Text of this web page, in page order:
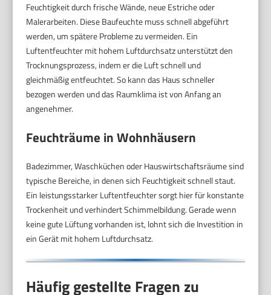
Feuchtigkeit durch frische Wände, neue Estriche oder
Malerarbeiten. Diese Baufeuchte muss schnell abgeführt
werden, um spätere Probleme zu vermeiden. Ein
Luftentfeuchter mit hohem Luftdurchsatz unterstützt den
Trocknungsprozess, indem er die Luft schnell und
gleichmäßig entfeuchtet. So kann das Haus schneller
bezogen werden und das Raumklima ist von Anfang an
angenehmer.
Feuchträume in Wohnhäusern
Badezimmer, Waschküchen oder Hauswirtschaftsräume sind
typische Bereiche, in denen sich Feuchtigkeit schnell staut.
Ein leistungsstarker Luftentfeuchter sorgt hier für konstante
Trockenheit und verhindert Schimmelbildung. Gerade wenn
keine gute Lüftung vorhanden ist, lohnt sich die Investition in
ein Gerät mit hohem Luftdurchsatz.
Häufig gestellte Fragen zu